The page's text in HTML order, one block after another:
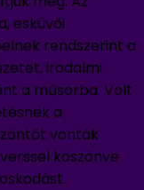
esküvői
rendszerint a
irodalmi
a műsorba. Volt
a
vonták
köszönve